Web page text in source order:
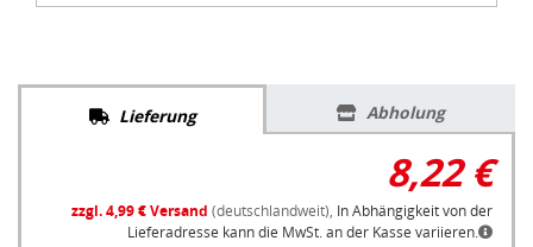
Lieferung Abholung
8,22 €
zzgl. 4,99 € Versand (deutschlandweit), In Abhängigkeit von der
Lieferadresse kann die MwSt. an der Kasse variieren.